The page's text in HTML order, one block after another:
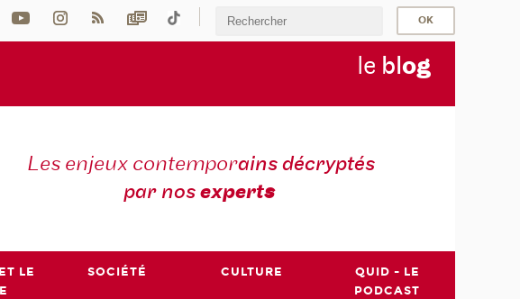
le blog
Les enjeux contemporains décryptés
par nosexperts
LE
SOCIÉTÉ CULTURE
QUID - LE
PODCAST